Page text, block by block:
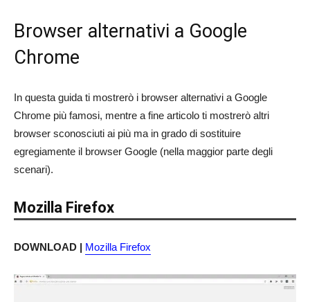
Browser alternativi a Google
Chrome
In questa guida ti mostrerò i browser alternativi a Google
Chrome più famosi, mentre a fine articolo ti mostrerò altri
browser sconosciuti ai più ma in grado di sostituire
egregiamente il browser Google (nella maggior parte degli
scenari).
Mozilla Firefox
DOWNLOAD | Mozilla Firefox